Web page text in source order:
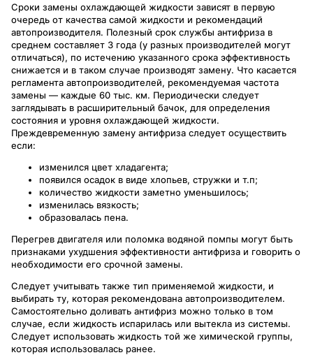
Сроки замены охлаждающей жидкости зависят в первую
очередь от качества самой жидкости и рекомендаций
автопроизводителя. Полезный срок службы антифриза в
среднем составляет 3 года (у разных производителей могут
отличаться), по истечению указанного срока эффективность
снижается и в таком случае производят замену. Что касается
регламента автопроизводителей, рекомендуемая частота
замены — каждые 60 тыс. км. Периодически следует
заглядывать в расширительный бачок, для определения
состояния и уровня охлаждающей жидкости.
Преждевременную замену антифриза следует осуществить
если:
изменился цвет хладагента;
появился осадок в виде хлопьев, стружки и т.п;
количество жидкости заметно уменьшилось;
изменилась вязкость;
образовалась пена.
Перегрев двигателя или поломка водяной помпы могут быть
признаками ухудшения эффективности антифриза и говорить о
необходимости его срочной замены.
Следует учитывать также тип применяемой жидкости, и
выбирать ту, которая рекомендована автопроизводителем.
Самостоятельно доливать антифриз можно только в том
случае, если жидкость испарилась или вытекла из системы.
Следует использовать жидкость той же химической группы,
которая использовалась ранее.